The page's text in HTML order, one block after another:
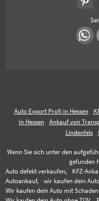
Auto Export Profi in Hessen
in Hessen
Ankauf von
Lindenfels
Wenn Sie sich unter den
gefunden
Auto defekt verkaufen,
KFZ-
Autoankauf,
wir kaufen dein
Wir kaufen dein Auto mit